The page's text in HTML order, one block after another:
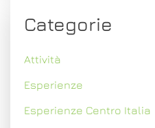
Categorie
Attività
Esperienze
Esperienze Centro Italia